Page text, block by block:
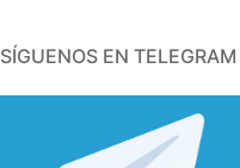
SÍGUENOS EN TELEGRAM